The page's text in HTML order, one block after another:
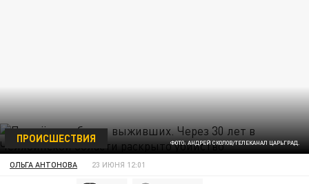
ФОТО: АНДРЕЙ СКОЛОВ/ТЕЛЕКАНАЛ ЦАРЬГРАД.
ПРОИСШЕСТВИЯ
ОЛЬГА АНТОНОВА 23 ИЮНЯ 12:01